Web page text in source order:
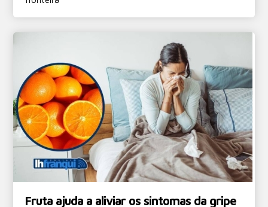
Fruta ajuda a aliviar os sintomas da gripe